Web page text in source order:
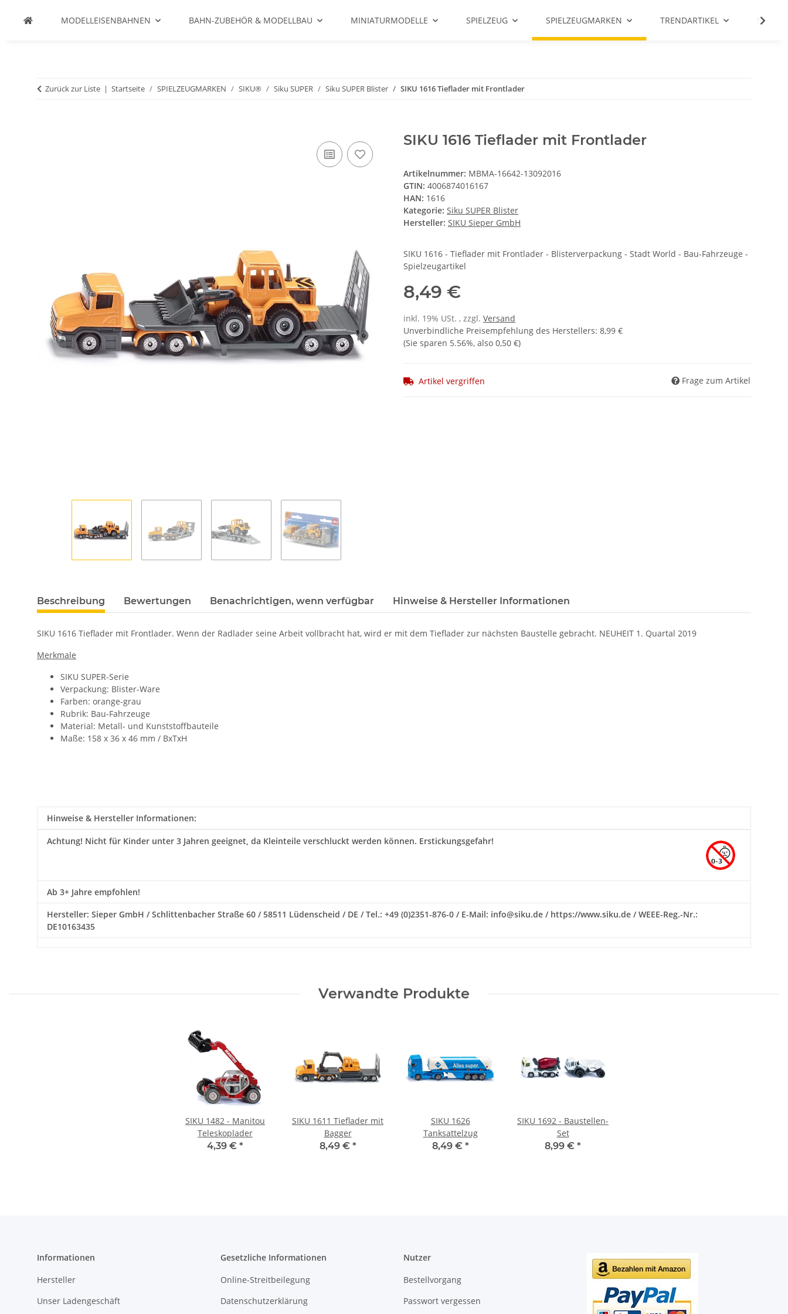
MODELLEISENBAHNEN BAHN-ZUBEHÖR & MODELLBAU MINIATURMODELLE SPIELZEUG SPIELZEUGMARKEN TRENDARTIKEL SALE %
Zurück zur Liste Startseite SPIELZEUGMARKEN SIKU® Siku SUPER Siku SUPER Blister SIKU 1616 Tieflader mit Frontlader
SIKU 1616 Tieflader mit Frontlader
Artikelnummer: MBMA-16642-13092016
GTIN: 4006874016167
HAN: 1616
Kategorie: Siku SUPER Blister
Hersteller: SIKU Sieper GmbH
SIKU 1616 - Tieflader mit Frontlader - Blisterverpackung - Stadt World - Bau-Fahrzeuge -
Spielzeugartikel
8,49 €
inkl. 19% USt. , zzgl. Versand
Unverbindliche Preisempfehlung des Herstellers: 8,99 €
(Sie sparen 5.56%, also 0,50 €)
Artikel vergriffen Frage zum Artikel
Beschreibung Bewertungen Benachrichtigen, wenn verfügbar Hinweise & Hersteller Informationen
SIKU 1616 Tieflader mit Frontlader. Wenn der Radlader seine Arbeit vollbracht hat, wird er mit dem Tieflader zur nächsten Baustelle gebracht. NEUHEIT 1. Quartal 2019
Merkmale
SIKU SUPER-Serie
Verpackung: Blister-Ware
Farben: orange-grau
Rubrik: Bau-Fahrzeuge
Material: Metall- und Kunststoffbauteile
Maße: 158 x 36 x 46 mm / BxTxH
Hinweise & Hersteller Informationen:
Achtung! Nicht für Kinder unter 3 Jahren geeignet, da Kleinteile verschluckt werden können. Erstickungsgefahr!
Ab 3+ Jahre empfohlen!
Hersteller: Sieper GmbH / Schlittenbacher Straße 60 / 58511 Lüdenscheid / DE / Tel.: +49 (0)2351-876-0 / E-Mail: info@siku.de / https://www.siku.de / WEEE-Reg.-Nr.:
DE10163435
Verwandte Produkte
SIKU 1482 - Manitou
Teleskoplader
4,39 € *
SIKU 1611 Tieflader mit
Bagger
8,49 € *
SIKU 1626
Tanksattelzug
8,49 € *
SIKU 1692 - Baustellen-
Set
8,99 € *
Informationen
Hersteller
Unser Ladengeschäft
Gesetzliche Informationen
Online-Streitbeilegung
Datenschutzerklärung
Nutzer
Bestellvorgang
Passwort vergessen